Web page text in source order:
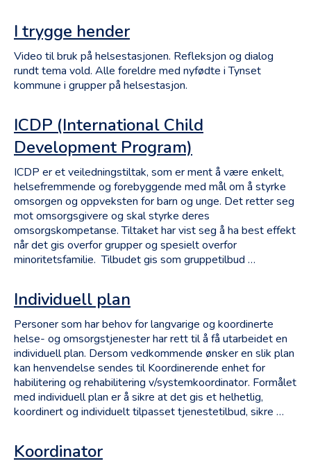
I trygge hender
Video til bruk på helsestasjonen. Refleksjon og dialog
rundt tema vold. Alle foreldre med nyfødte i Tynset
kommune i grupper på helsestasjon.
ICDP (International Child
Development Program)
ICDP er et veiledningstiltak, som er ment å være enkelt,
helsefremmende og forebyggende med mål om å styrke
omsorgen og oppveksten for barn og unge. Det retter seg
mot omsorgsgivere og skal styrke deres
omsorgskompetanse. Tiltaket har vist seg å ha best effekt
når det gis overfor grupper og spesielt overfor
minoritetsfamilie. Tilbudet gis som gruppetilbud …
Individuell plan
Personer som har behov for langvarige og koordinerte
helse- og omsorgstjenester har rett til å få utarbeidet en
individuell plan. Dersom vedkommende ønsker en slik plan
kan henvendelse sendes til Koordinerende enhet for
habilitering og rehabilitering v/systemkoordinator. Formålet
med individuell plan er å sikre at det gis et helhetlig,
koordinert og individuelt tilpasset tjenestetilbud, sikre …
Koordinator